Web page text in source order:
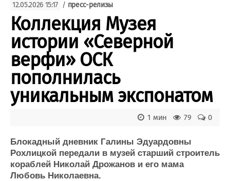
Судоходство
Судоремонт
События
Порты
Рыболовство
ВМФ
Образование
Яхты и катера
Еще
Компании
Репутация
Работа
Доска объявлений
Оборудование
Изделия
Материалы
12.05.2026 15:17 / пресс-релизы
Коллекция Музея
истории «Северной
верфи» ОСК
пополнилась
уникальным экспонатом
0
79
1 мин
Блокадный дневник Галины Эдуардовны
Рохлицкой передали в музей старший строитель
кораблей Николай Дрожанов и его мама
Любовь Николаевна.